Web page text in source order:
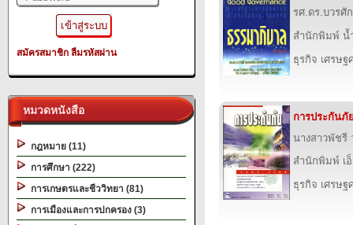
สมัครสมาชิก ลืมรหัสผ่าน
หมวดหนังสือ
กฎหมาย (11)
การศึกษา (222)
การเกษตรและชีววิทยา (81)
การเมืองและการปกครอง (3)
รศ.ดร.บวรศั
สำนักพิมพ์ น้
ธุรกิจ เศรษฐ
การประกันภั
นางสาวพัชรี
สำนักพิมพ์ เ
ธุรกิจ เศรษฐ